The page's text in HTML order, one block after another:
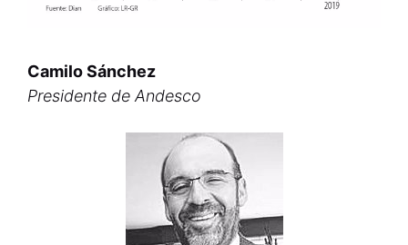
Camilo Sánchez
Presidente de Andesco